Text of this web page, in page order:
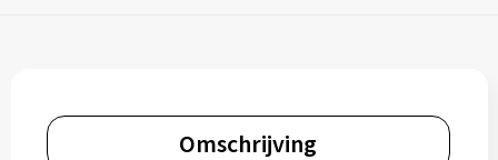
Omschrijving